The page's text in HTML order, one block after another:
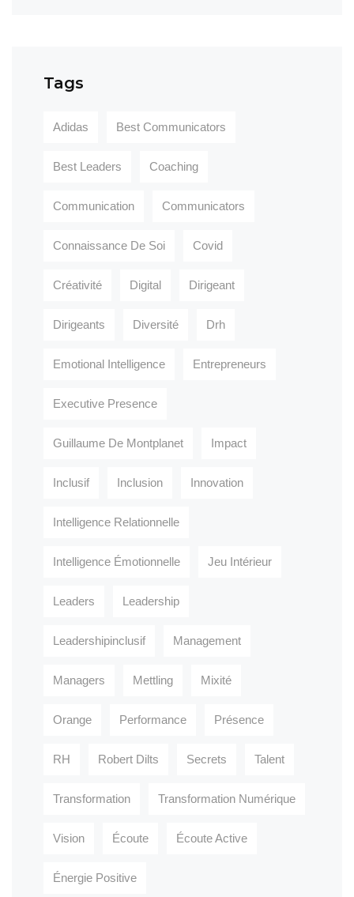
Tags
Adidas Best Communicators
Best Leaders Coaching
Communication Communicators
Connaissance De Soi Covid
Créativité Digital Dirigeant
Dirigeants Diversité Drh
Emotional Intelligence Entrepreneurs
Executive Presence
Guillaume De Montplanet Impact
Inclusif Inclusion Innovation
Intelligence Relationnelle
Intelligence Émotionnelle Jeu Intérieur
Leaders Leadership
Leadershipinclusif Management
Managers Mettling Mixité
Orange Performance Présence
RH Robert Dilts Secrets Talent
Transformation Transformation Numérique
Vision Écoute Écoute Active
Énergie Positive